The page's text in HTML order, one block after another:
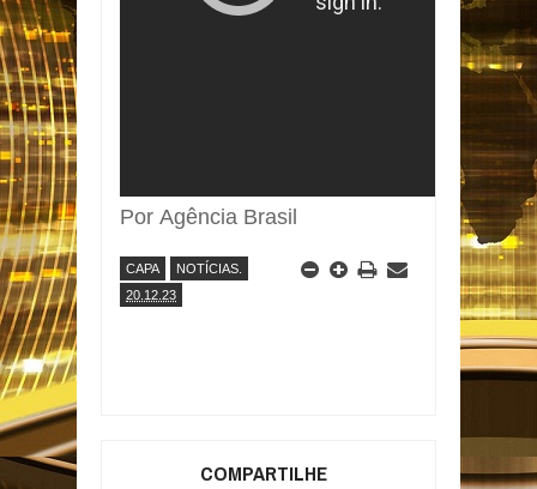
Por Agência Brasil
CAPA
NOTÍCIAS.
20.12.23
COMPARTILHE